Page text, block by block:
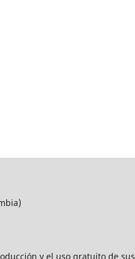
y el uso gratuito de sus